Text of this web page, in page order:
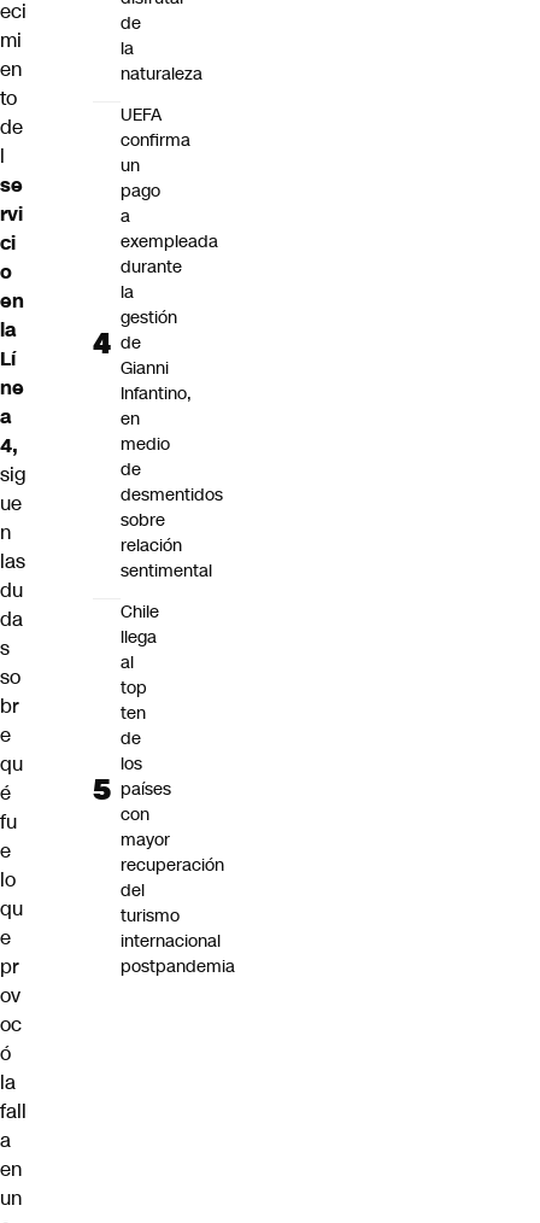
eci
mi
en
to
de
l
se
rvi
ci
o
en
la
Lí
ne
a
4,
sig
ue
n
las
du
da
s
so
br
e
qu
é
fu
e
lo
qu
e
pr
ov
oc
ó
la
fall
a
en
un
de
la
naturaleza
UEFA
confirma
un
pago
a
exempleada
durante
la
gestión
de
Gianni
Infantino,
en
medio
de
desmentidos
sobre
relación
sentimental
Chile
llega
al
top
ten
de
los
países
con
mayor
recuperación
del
turismo
internacional
postpandemia